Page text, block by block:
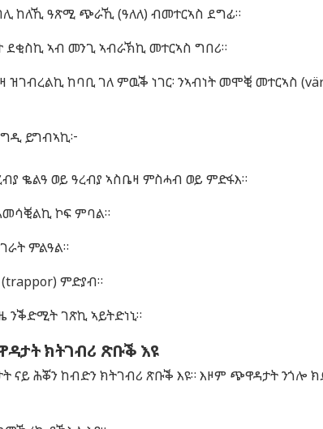
ከለኺ ዓጽሚ ጭራኺ (ዓለለ) ብመተርኣስ ደግፊ።
ደቂስኪ ኣብ መንጊ ኣብራኽኪ መተርኣስ ግበሪ።
ዝገብረልኪ ከባቢ ገለ ምዉቕ ነገር፡ ንኣብነት መሞቒ መተርኣስ (
ይግብኣኪ፦
ቈልዓ ወይ ዓረብያ ኣስቤዛ ምስሓብ ወይ ምድፋእ።
ኮፍ ምባል።
ምልዓል።
trappor) ምድያብ።
ንቕድሚት ገጽኪ ኣይትድነኒ።
ክትገብሪ ጽቡቕ እዩ
ሕቖን ከብድን ክትገብሪ ጽቡቕ እዩ። እዞም ጭዋዳታት ንጎሎ